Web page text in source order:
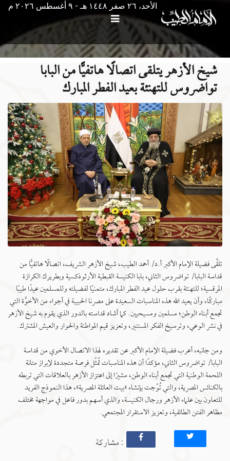
الأحد، ٢٦ صفر ١٤٤٨ هـ - ۹ أغسطس ۲۰۲٦ م
شيخ الأزهر يتلقى اتصالًا هاتفيًّا من البابا
تواضروس للتهنئة بعيد الفطر المبارك
تلقَّى فضيلة الإمام الأكبر أ.د/ أحمد الطيب، شيخ الأزهر الشريف، اتصالًا هاتفيًّا من
قداسة البابا/ تواضروس الثاني، بابا الكنيسة القبطية الأرثوذكسية وبطريرك الكرازة
المرقسية؛ للتهنئة بقرب حلول عيد الفطر المبارك، متمنيًا لفضيلته وللمسلمين عيدًا طيبًا
مباركًا، وأن يعيد الله هذه المناسبات السعيدة على مصرنا الحبيبة في أجواء من الأخوَّة التي
تجمع أبناء الوطن؛ مسلمين ومسيحيين. كما أشاد قداسته بالدور الذي يقوم به شيخ الأزهر
في نشر الوعي، وترسيخ الفكر المستنير، وتعزيز قيم المواطنة والحوار والعيش المشترك.
ومن جانبه، أعرب فضيلة الإمام الأكبر عن تقديره لهذا الاتصال الأخوي من قداسة
البابا/ تواضروس الثاني، مؤكدًا أن هذه المناسبات تُمثِّل فرصة متجددة لإبراز متانة
اللحمة الوطنية التي تجمع أبناء الوطن، مشيرًا إلى اعتزاز الأزهر بالعلاقات التي تربطه
بالكنائس المصرية، والتي تُوِّجت بإنشاء «بيت العائلة المصرية»، هذا النموذج الفريد
للتعاون بين علماء الأزهر ورجال الكنيسة، والذي أسهم بدور فاعل في مواجهة مختلف
مظاهر الفتن الطائفية، وتعزيز الاستقرار المجتمعي.
: مشاركة